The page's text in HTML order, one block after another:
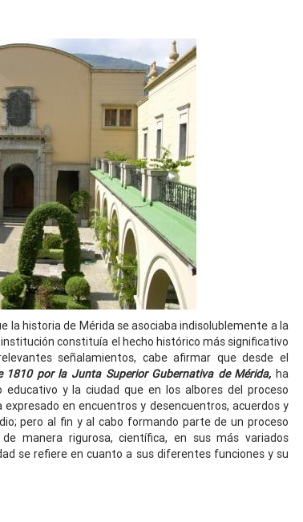
la historia de Mérida se asociaba indisolublemente a la
constituía el hecho histórico más significativo
señalamientos, cabe afirmar que desde el
por la Junta Superior Gubernativa de Mérida, ha
y la ciudad que en los albores del proceso
en encuentros y desencuentros, acuerdos y
pero al fin y al cabo formando parte de un proceso
manera rigurosa, científica, en sus más variados
se refiere en cuanto a sus diferentes funciones y su